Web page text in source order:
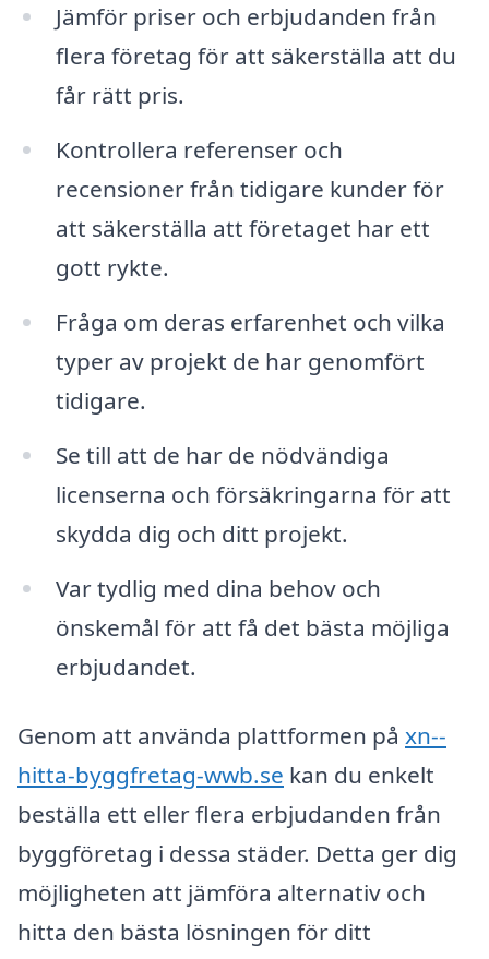
Jämför priser och erbjudanden från
flera företag för att säkerställa att du
får rätt pris.
Kontrollera referenser och
recensioner från tidigare kunder för
att säkerställa att företaget har ett
gott rykte.
Fråga om deras erfarenhet och vilka
typer av projekt de har genomfört
tidigare.
Se till att de har de nödvändiga
licenserna och försäkringarna för att
skydda dig och ditt projekt.
Var tydlig med dina behov och
önskemål för att få det bästa möjliga
erbjudandet.
Genom att använda plattformen på xn--
hitta-byggfretag-wwb.se kan du enkelt
beställa ett eller flera erbjudanden från
byggföretag i dessa städer. Detta ger dig
möjligheten att jämföra alternativ och
hitta den bästa lösningen för ditt